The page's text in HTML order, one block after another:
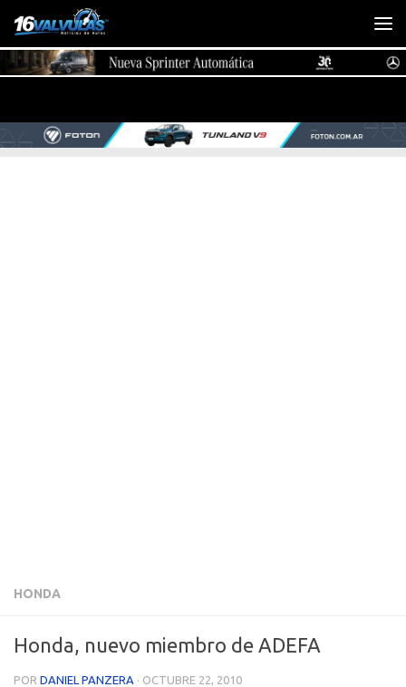
Saltar al contenido
HONDA
Honda, nuevo miembro de ADEFA
POR DANIEL PANZERA · OCTUBRE 22, 2010